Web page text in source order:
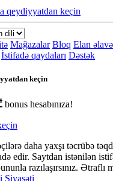
qeydiyyatdan keçin
Mağazalar Bloq Elan
İstifadə qaydaları Dəstək
keçin
bonus hesabınıza!
daha yaxşı təcrübə
edir. Saytdan istənilən
razılaşırsınız. Ətraflı
Siyasəti